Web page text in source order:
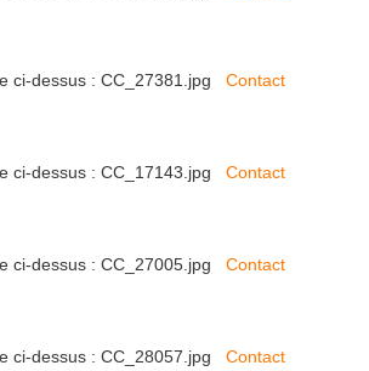
ci-dessus : CC_27381.jpg Contact
ci-dessus : CC_17143.jpg Contact
ci-dessus : CC_27005.jpg Contact
ci-dessus : CC_28057.jpg Contact